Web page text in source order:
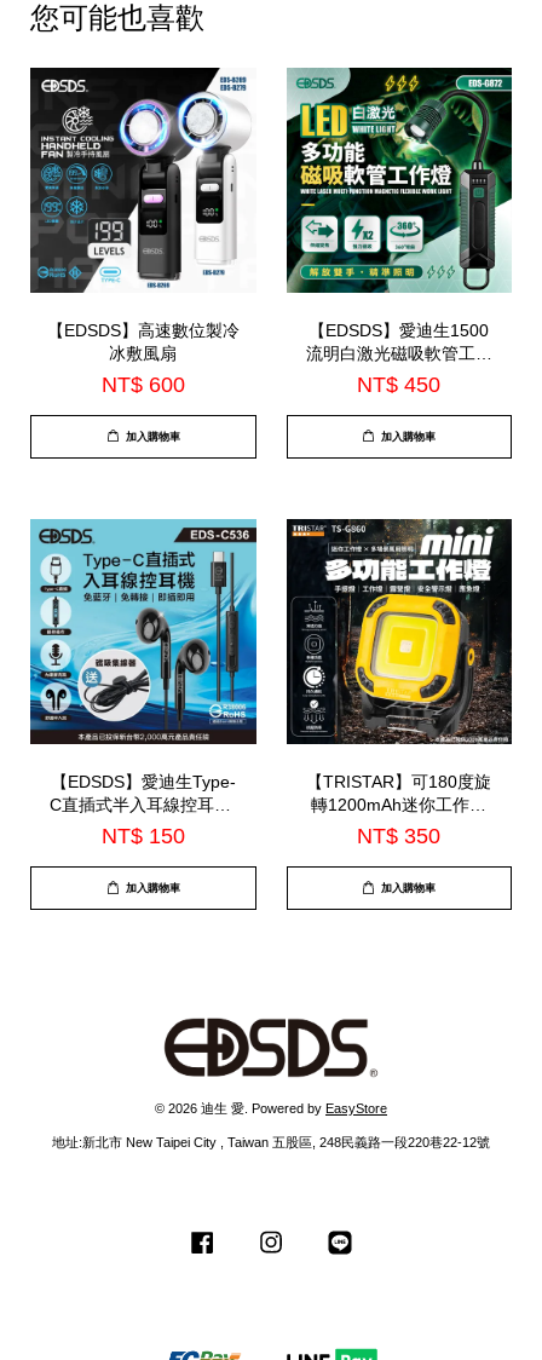
您可能也喜歡
【EDSDS】高速數位製冷
冰敷風扇
NT$ 600
加入購物車
【EDSDS】愛迪生1500
流明白激光磁吸軟管工作
燈(EDS-G872)
NT$ 450
加入購物車
【EDSDS】愛迪生Type-
C直插式半入耳線控耳機-
內建麥克風(EDS-C536)
NT$ 150
加入購物車
【TRISTAR】可180度旋
轉1200mAh迷你工作燈
(TS-G860)
NT$ 350
加入購物車
© 2026 迪生 愛. Powered by EasyStore
地址:新北市 New Taipei City , Taiwan 五股區, 248民義路一段220巷22-12號
Facebook Instagram